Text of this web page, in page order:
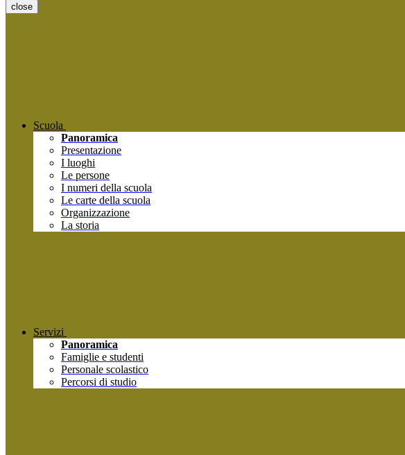
close
Scuola
Panoramica
Presentazione
I luoghi
Le persone
I numeri della scuola
Le carte della scuola
Organizzazione
La storia
Servizi
Panoramica
Famiglie e studenti
Personale scolastico
Percorsi di studio